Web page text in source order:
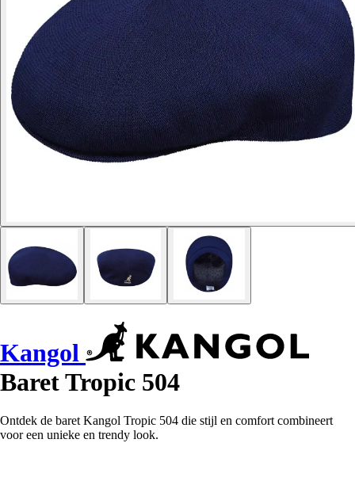
Kangol
Baret Tropic 504
Ontdek de baret Kangol Tropic 504 die stijl en comfort combineert
voor een unieke en trendy look.